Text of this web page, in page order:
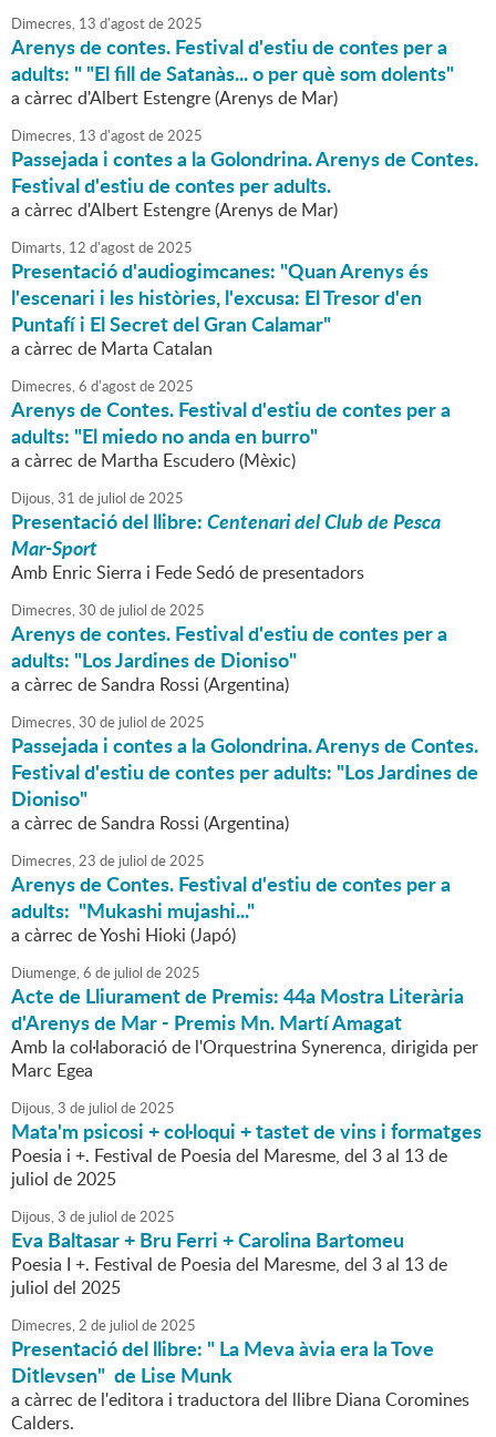
Dimecres, 13 d'agostde2025
Arenys de contes. Festival d'estiu de contes per a
adults: " "El fill de Satanàs... o per què som dolents"
a càrrec d'Albert Estengre (Arenys de Mar)
Dimecres, 13 d'agostde2025
Passejada i contes a la Golondrina. Arenys de Contes.
Festival d'estiu de contes per adults.
a càrrec d'Albert Estengre (Arenys de Mar)
Dimarts, 12 d'agostde2025
Presentació d'audiogimcanes: "Quan Arenys és
l'escenari i les històries, l'excusa: El Tresor d'en
Puntafí i El Secret del Gran Calamar"
a càrrec de Marta Catalan
Dimecres,6 d'agostde2025
Arenys de Contes. Festival d'estiu de contes per a
adults: "El miedo no anda en burro"
a càrrec de Martha Escudero (Mèxic)
Dijous,31 de juliol de2025
Presentació del llibre:Centenari del Club de Pesca
Mar-Sport
Amb Enric Sierra i Fede Sedó de presentadors
Dimecres,30 de juliol de2025
Arenys de contes. Festival d'estiu de contes per a
adults: "Los Jardines de Dioniso"
a càrrec de Sandra Rossi (Argentina)
Dimecres,30 de juliol de2025
Passejada i contes a la Golondrina. Arenys de Contes.
Festival d'estiu de contes per adults: "Los Jardines de
Dioniso"
a càrrec de Sandra Rossi (Argentina)
Dimecres,23 de juliol de2025
Arenys de Contes. Festival d'estiu de contes per a
adults: "Mukashi mujashi..."
a càrrec de Yoshi Hioki (Japó)
Diumenge,6 de juliol de2025
Acte de Lliurament de Premis: 44a Mostra Literària
d'Arenys de Mar - Premis Mn. Martí Amagat
Amb la col·laboració de l'Orquestrina Synerenca, dirigida per
Marc Egea
Dijous,3 de juliol de2025
Mata'm psicosi + col·loqui + tastet de vins i formatges
Poesia i +. Festival de Poesia del Maresme, del 3 al 13 de
juliol de 2025
Dijous,3 de juliol de2025
Eva Baltasar + Bru Ferri + Carolina Bartomeu
Poesia I +. Festival de Poesia del Maresme, del 3 al 13 de
juliol del 2025
Dimecres,2 de juliol de2025
Presentació del llibre: " La Meva àvia era la Tove
Ditlevsen" de Lise Munk
a càrrec de l'editora i traductora del llibre Diana Coromines
Calders.